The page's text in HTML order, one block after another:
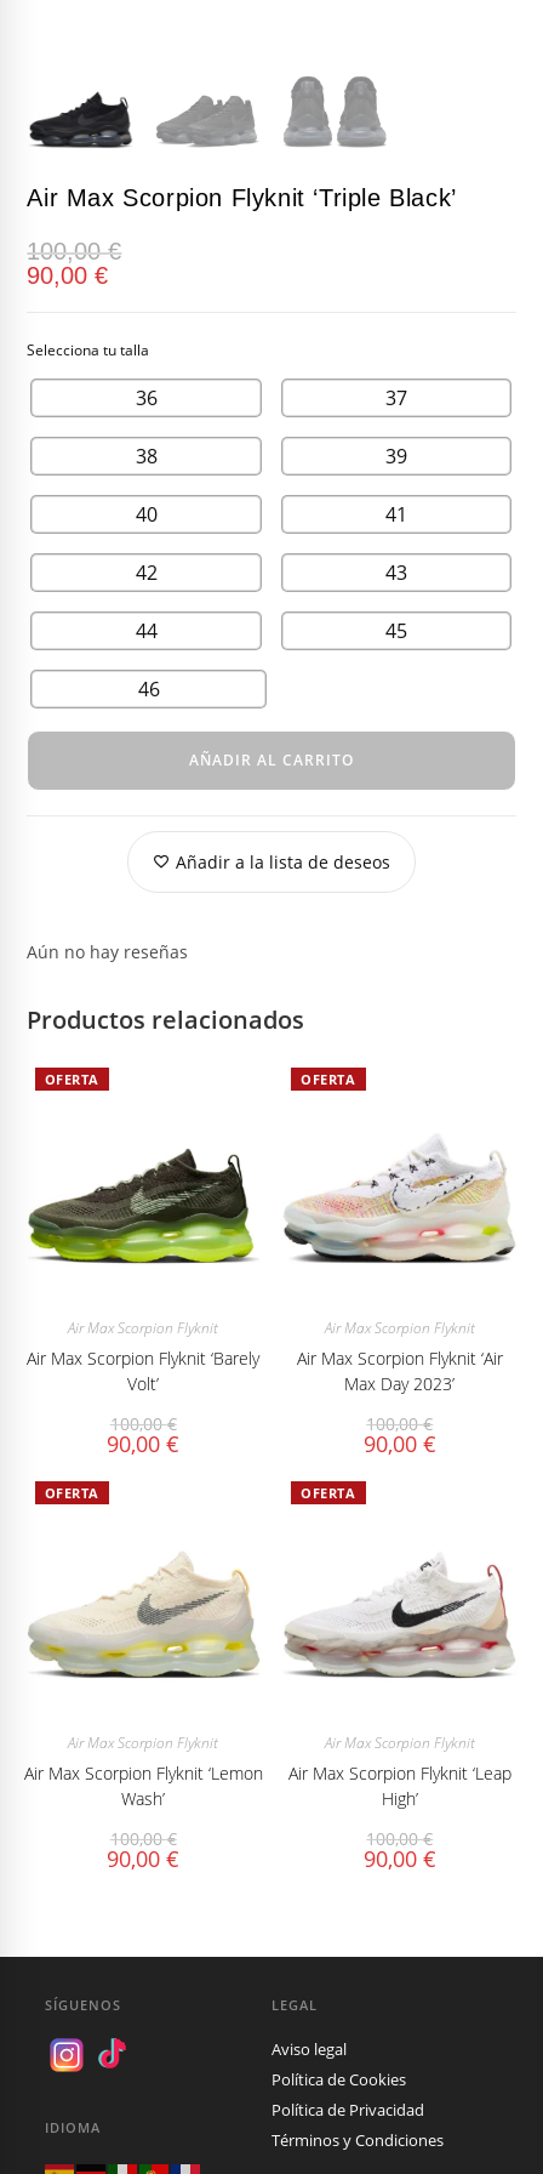
Air Max Scorpion Flyknit ‘Triple Black’
100,00€
90,00€
36 37
38 39
40 41
42 43
44 45
46
AÑADIR AL CARRITO
Añadir a la lista de deseos
Aún no hay reseñas
Productos relacionados
OFERTA
Air Max Scorpion Flyknit
Air Max Scorpion Flyknit ‘Barely
Volt’
100,00€
90,00€
OFERTA
Air Max Scorpion Flyknit
Air Max Scorpion Flyknit ‘Air
Max Day 2023’
100,00€
90,00 €
OFERTA
Air Max Scorpion Flyknit
Air Max Scorpion Flyknit ‘Lemon
Wash’
100,00€
90,00€
OFERTA
Air Max Scorpion Flyknit
Air Max Scorpion Flyknit ‘Leap
High’
100,00€
90,00 €
SÍGUENOS
IDIOMA
LEGAL
Aviso legal
Política de Cookies
Política de Privacidad
Términos y Condiciones